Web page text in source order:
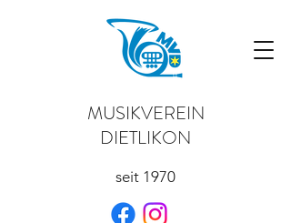
MUSIKVEREIN
DIETLIKON
seit 1970